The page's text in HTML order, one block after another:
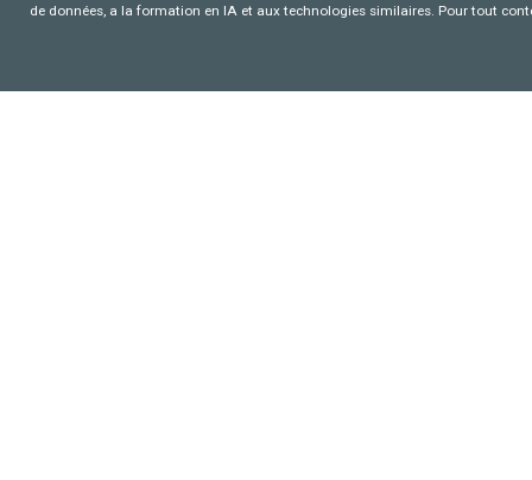
de données, a la formation en IA et aux technologies similaires. Pour tout